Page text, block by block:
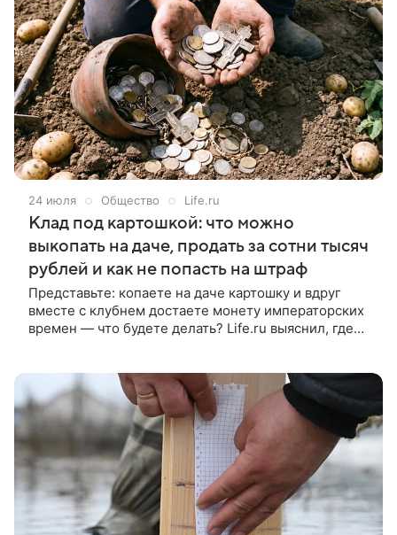
не смогут сбить прогрев.
24 июля Общество Life.ru
Клад под картошкой: что можно
выкопать на даче, продать за сотни тысяч
рублей и как не попасть на штраф
Представьте: копаете на даче картошку и вдруг
вместе с клубнем достаете монету императорских
времен — что будете делать? Life.ru выяснил, где
почему не каждый клад можно продать.